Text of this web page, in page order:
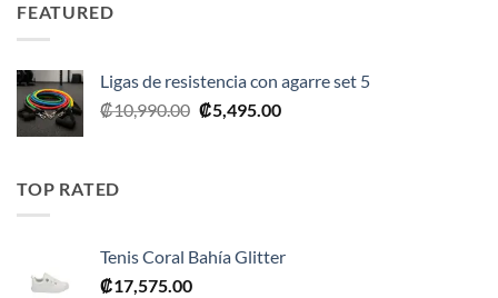
FEATURED
Ligas de resistencia con agarre set 5
₡10,990.00 El
₡5,495.00El
TOP RATED
Tenis Coral Bahía Glitter
₡17,575.00